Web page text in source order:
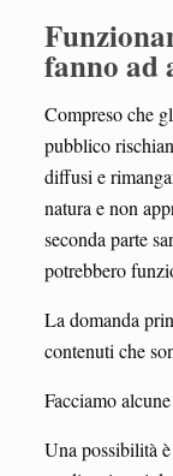
fanno ad
Compreso che
pubblico
diffusi e
natura e non
seconda parte
potrebbero
La domanda
contenuti che
Facciamo
Una possibilità